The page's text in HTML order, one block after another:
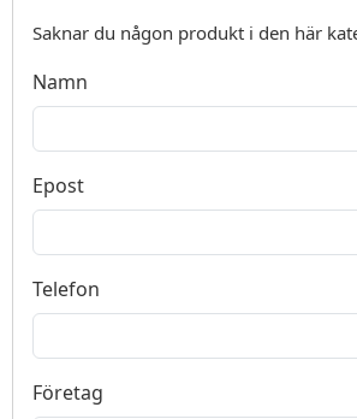
Saknar du någon produkt i den här
Namn
Epost
Telefon
Företag